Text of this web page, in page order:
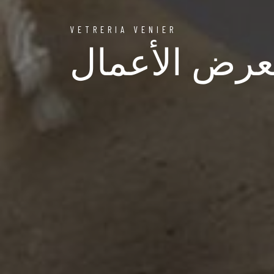
VETRERIA VENIER
الأعمال